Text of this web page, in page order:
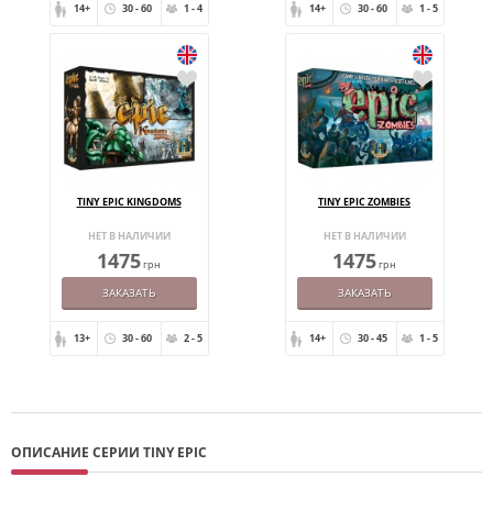
14+ 30 - 60 1 - 4 14+ 30 - 60 1 - 5
TINY EPIC KINGDOMS
НЕТ В НАЛИЧИИ
1475грн
ЗАКАЗАТЬ
13+ 30 - 60 2 - 5
TINY EPIC ZOMBIES
НЕТ В НАЛИЧИИ
1475грн
ЗАКАЗАТЬ
14+ 30 - 45 1 - 5
ОПИСАНИЕ СЕРИИ TINY EPIC